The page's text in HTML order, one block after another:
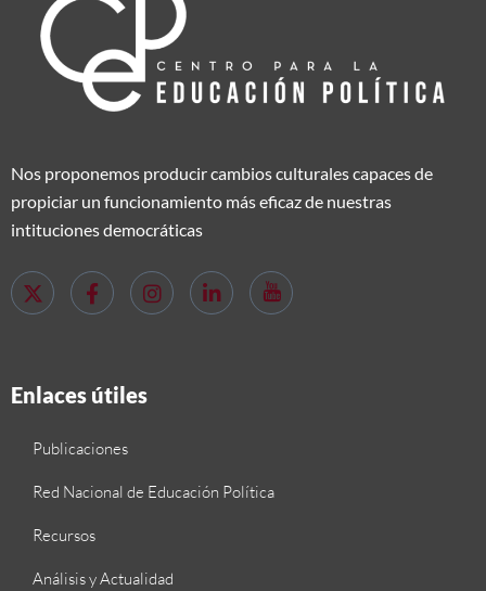
Nos proponemos producir cambios culturales capaces de
propiciar un funcionamiento más eficaz de nuestras
intituciones democráticas
Enlaces útiles
Publicaciones
Red Nacional de Educación Política
Recursos
Análisis y Actualidad